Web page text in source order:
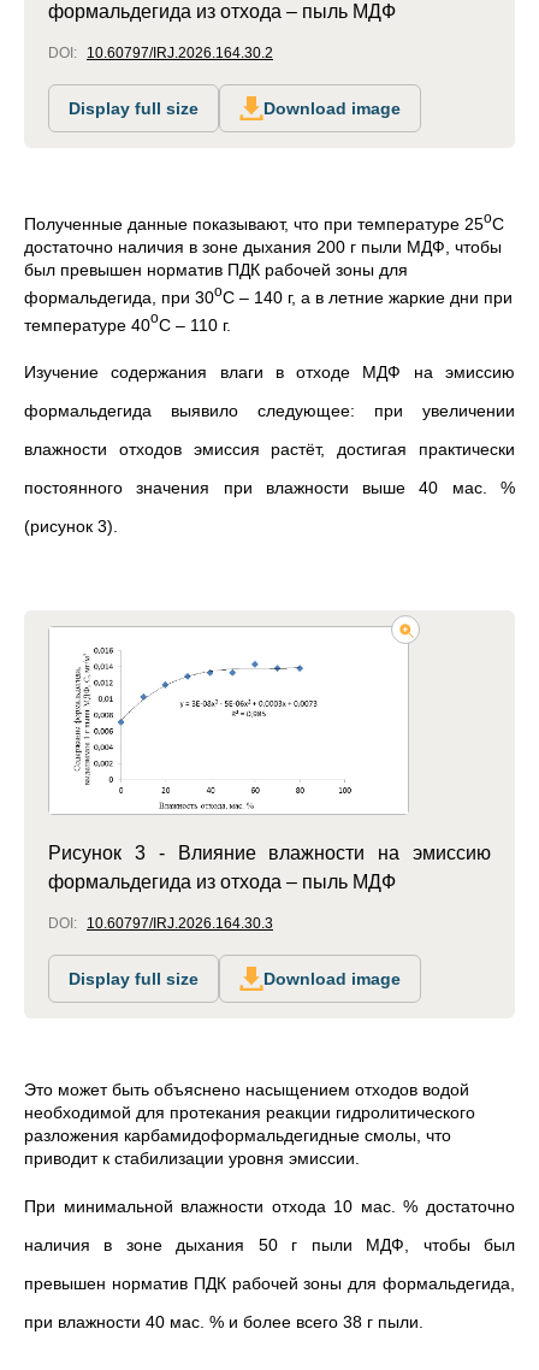
формальдегида из отхода – пыль МДФ
DOI: 10.60797/IRJ.2026.164.30.2
Display full size Download image
Полученные данные показывают, что при температуре 25оС
достаточно наличия в зоне дыхания 200 г пыли МДФ, чтобы
был превышен норматив ПДК рабочей зоны для
формальдегида, при 30оС – 140 г, а в летние жаркие дни при
температуре 40оС – 110 г.
Изучение содержания влаги в отходе МДФ на эмиссию
формальдегида выявило следующее: при увеличении
влажности отходов эмиссия растёт, достигая практически
постоянного значения при влажности выше 40 мас. %
(рисунок 3).
Рисунок 3 - Влияние влажности на эмиссию
формальдегида из отхода – пыль МДФ
DOI: 10.60797/IRJ.2026.164.30.3
Display full size Download image
Это может быть объяснено насыщением отходов водой
необходимой для протекания реакции гидролитического
разложения карбамидоформальдегидные смолы, что
приводит к стабилизации уровня эмиссии.
При минимальной влажности отхода 10 мас. % достаточно
наличия в зоне дыхания 50 г пыли МДФ, чтобы был
превышен норматив ПДК рабочей зоны для формальдегида,
при влажности 40 мас. % и более всего 38 г пыли.